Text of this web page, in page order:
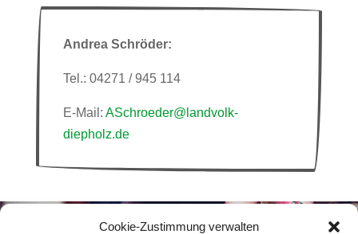
Cookie-Zustimmung verwalten
Andrea Schröder:
Tel.: 04271 / 945 114
E-Mail: ASchroeder@landvolk-
diepholz.de